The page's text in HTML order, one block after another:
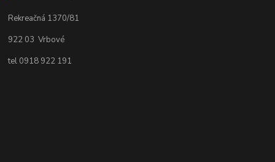
Rekreačná 1370/81
922 03 Vrbové
tel 0918 922 191